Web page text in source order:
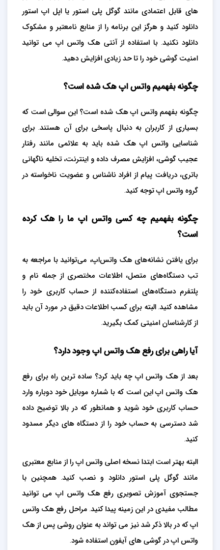
های قابل اعتمادی مانند گوگل پلی استور یا اپل اپ استور
دانلود کنید و هرگز این برنامه را از منابع نامعتبر و مشکوک
دانلود نکنید. با استفاده از آنتی هک واتس اپ می توانید
امنیت گوشی خود را تا حد زیادی افزایش دهید.
چگونه بفهمیم واتس اپ هک شده است؟
چگونه بفهمم واتس اپ هک شده است؟ این سوالی است که
بسیاری از کاربران به دنبال پاسخی برای آن هستند. برای
شناسایی واتس اپ هک شده باید به علائمی مانند رفتار
عجیب گوشی، افزایش مصرف داده و اینترنت، تخلیه ناگهانی
باتری، دریافت پیام از افراد ناشناس و عضویت ناخواسته در
گروه واتس اپ توجه کنید.
چگونه بفهمیم چه کسی واتس اپ ما را هک کرده
است؟
برای یافتن نشانه‌های هک واتس‌اپ، می‌توانید با مراجعه به
تب دستگاه‌های متصل، اطلاعات مختصری از جمله نام و
پلتفرم دستگاه‌های استفاده‌کننده از حساب کاربری خود را
مشاهده کنید. البته برای کسب اطلاعات دقیق در مورد آن باید
از کارشناسان امنیتی کمک بگیرید.
آیا راهی برای رفع هک واتس اپ وجود دارد؟
بعد از هک واتس اپ چه باید کرد؟ ساده ترین راه برای رفع
هک واتس اپ این است که با شماره موبایل خود دوباره وارد
حساب کاربری خود شوید و همانطور که در بالا توضیح داده
شد دسترسی به حساب خود را از دستگاه های دیگر مسدود
کنید.
البته بهتر است ابتدا نسخه اصلی واتس اپ را از منابع معتبری
مانند گوگل پلی استور دانلود و نصب کنید. همچنین با
جستجوی آموزش تصویری رفع هک واتس اپ می توانید
مطالب مفیدی در این زمینه پیدا کنید. مراحل رفع هک واتس
اپ که در بالا ذکر شد نیز می تواند به عنوان روشی پس از هک
واتس اپ در گوشی های آیفون استفاده شود.